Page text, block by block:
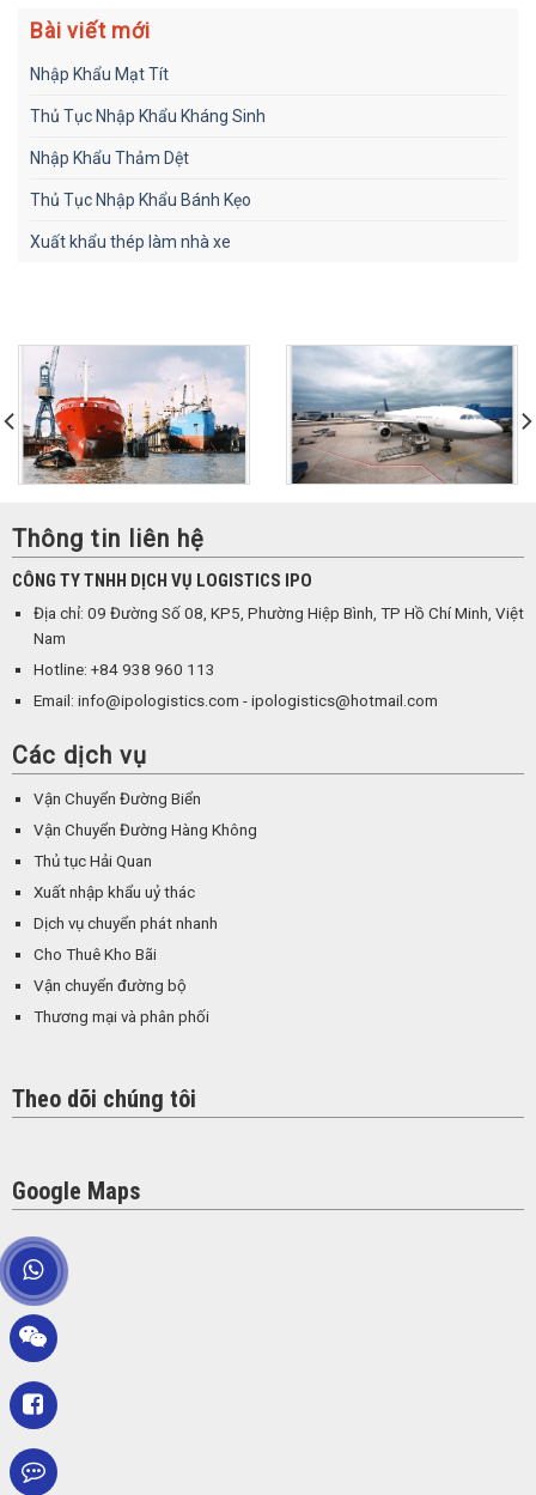
Bài viết mới
Nhập Khẩu Mạt Tít
Thủ Tục Nhập Khẩu Kháng Sinh
Nhập Khẩu Thảm Dệt
Thủ Tục Nhập Khẩu Bánh Kẹo
Xuất khẩu thép làm nhà xe
Thông tin liên hệ
CÔNG TY TNHH DỊCH VỤ LOGISTICS IPO
Địa chỉ: 09 Đường Số 08, KP5, Phường Hiệp Bình, TP Hồ Chí Minh, Việt
Nam
Hotline: +84 938 960 113
Email: info@ipologistics.com - ipologistics@hotmail.com
Các dịch vụ
Vận Chuyển Đường Biển
Vận Chuyển Đường Hàng Không
Thủ tục Hải Quan
Xuất nhập khẩu uỷ thác
Dịch vụ chuyển phát nhanh
Cho Thuê Kho Bãi
Vận chuyển đường bộ
Thương mại và phân phối
Theo dõi chúng tôi
Google Maps